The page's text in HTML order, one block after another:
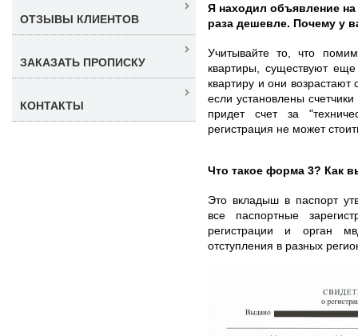
Я находил объявление
раза дешевле. Почему у
Учитывайте то, что
квартиры, существуют
квартиру и они
если установлены
придет счет за
регистрация не может
Что такое форма 3? Как
Это вкладыш в паспорт
все паспортные
регистрации и орган
отступления в разных
ОТЗЫВЫ КЛИЕНТОВ
ЗАКАЗАТЬ ПРОПИСКУ
КОНТАКТЫ